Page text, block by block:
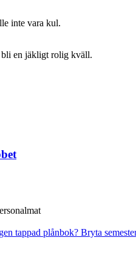
inte vara kul.
bli en jäkligt rolig kväll.
tappad plånbok? Bryta